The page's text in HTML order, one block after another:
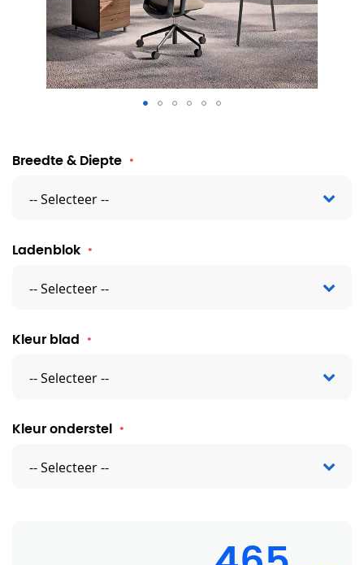
Hoekbureau Asissi met ladeblok
Breedte & Diepte
Ladenblok
Kleur blad
Kleur onderstel